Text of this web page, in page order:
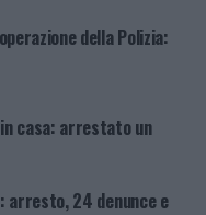
della Polizia:
casa: arrestato un
arresto, 24 denunce e